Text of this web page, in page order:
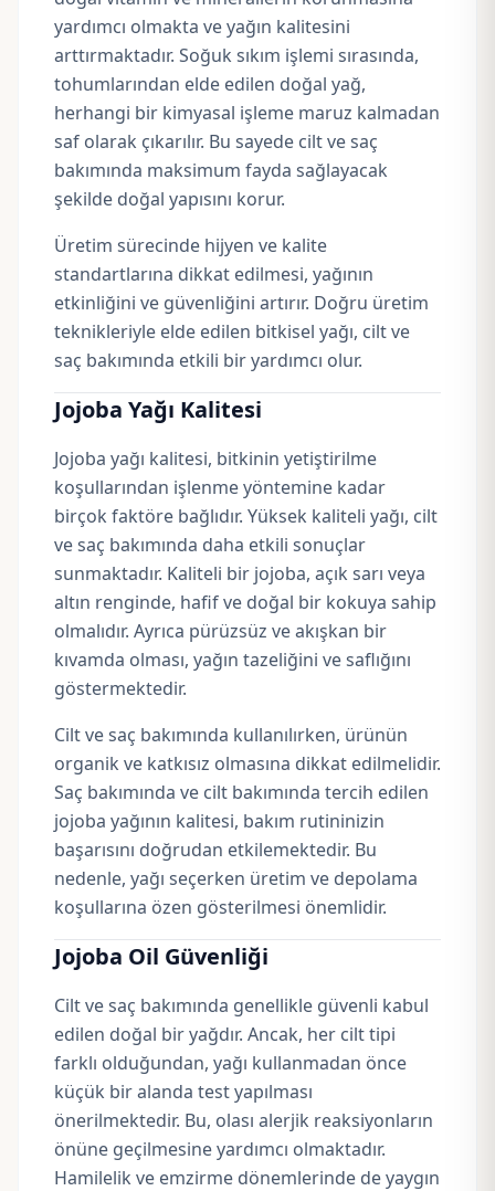
yardımcı olmakta ve yağın kalitesini
arttırmaktadır. Soğuk sıkım işlemi sırasında,
tohumlarından elde edilen doğal yağ,
herhangi bir kimyasal işleme maruz kalmadan
saf olarak çıkarılır. Bu sayede cilt ve saç
bakımında maksimum fayda sağlayacak
şekilde doğal yapısını korur.
Üretim sürecinde hijyen ve kalite
standartlarına dikkat edilmesi, yağının
etkinliğini ve güvenliğini artırır. Doğru üretim
teknikleriyle elde edilen bitkisel yağı, cilt ve
saç bakımında etkili bir yardımcı olur.
Jojoba Yağı Kalitesi
Jojoba yağı kalitesi, bitkinin yetiştirilme
koşullarından işlenme yöntemine kadar
birçok faktöre bağlıdır. Yüksek kaliteli yağı, cilt
ve saç bakımında daha etkili sonuçlar
sunmaktadır. Kaliteli bir jojoba, açık sarı veya
altın renginde, hafif ve doğal bir kokuya sahip
olmalıdır. Ayrıca pürüzsüz ve akışkan bir
kıvamda olması, yağın tazeliğini ve saflığını
göstermektedir.
Cilt ve saç bakımında kullanılırken, ürünün
organik ve katkısız olmasına dikkat edilmelidir.
Saç bakımında ve cilt bakımında tercih edilen
jojoba yağının kalitesi, bakım rutininizin
başarısını doğrudan etkilemektedir. Bu
nedenle, yağı seçerken üretim ve depolama
koşullarına özen gösterilmesi önemlidir.
Jojoba Oil Güvenliği
Cilt ve saç bakımında genellikle güvenli kabul
edilen doğal bir yağdır. Ancak, her cilt tipi
farklı olduğundan, yağı kullanmadan önce
küçük bir alanda test yapılması
önerilmektedir. Bu, olası alerjik reaksiyonların
önüne geçilmesine yardımcı olmaktadır.
Hamilelik ve emzirme dönemlerinde de yaygın